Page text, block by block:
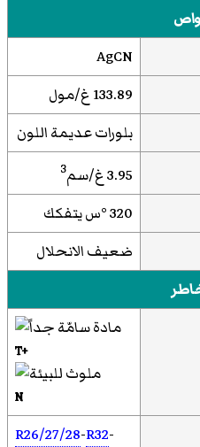
AgCN
133.89 غ/مول
بلورات عديمة اللون
3.95 غ/سم 3
320 °س يتفكك
ضعيف الانحلال
T+
N
R26/27/28-R32-